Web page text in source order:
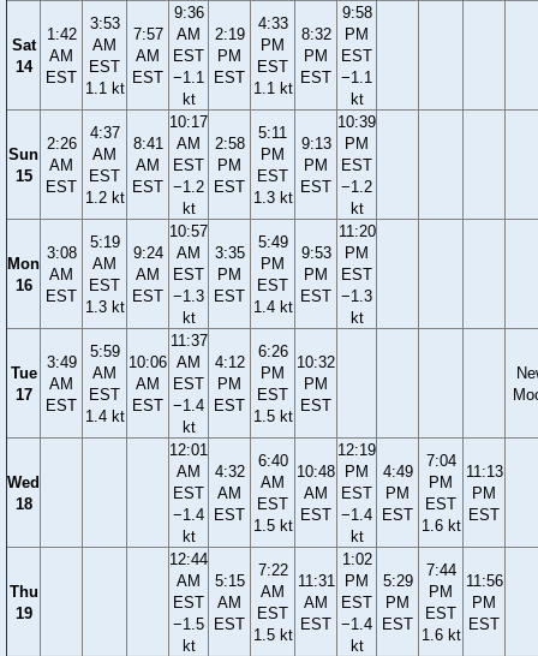
Sat
14
1:42
AM
EST
3:53
AM
EST
1.1 kt
7:57
AM
EST
9:36
AM
EST
−1.1
kt
2:19
PM
EST
4:33
PM
EST
1.1 kt
8:32
PM
EST
9:58
PM
EST
−1.1
kt
Sun
15
2:26
AM
EST
4:37
AM
EST
1.2 kt
8:41
AM
EST
10:17
AM
EST
−1.2
kt
2:58
PM
EST
5:11
PM
EST
1.3 kt
9:13
PM
EST
10:39
PM
EST
−1.2
kt
Mon
16
3:08
AM
EST
5:19
AM
EST
1.3 kt
9:24
AM
EST
10:57
AM
EST
−1.3
kt
3:35
PM
EST
5:49
PM
EST
1.4 kt
9:53
PM
EST
11:20
PM
EST
−1.3
kt
Tue
17
3:49
AM
EST
5:59
AM
EST
1.4 kt
10:06
AM
EST
11:37
AM
EST
−1.4
kt
4:12
PM
EST
6:26
PM
EST
1.5 kt
10:32
PM
EST
Wed
18
12:01
AM
EST
−1.4
kt
4:32
AM
EST
6:40
AM
EST
1.5 kt
10:48
AM
EST
12:19
PM
EST
−1.4
kt
4:49
PM
EST
7:04
PM
EST
1.6 kt
11:13
PM
EST
Thu
19
12:44
AM
EST
−1.5
kt
5:15
AM
EST
7:22
AM
EST
1.5 kt
11:31
AM
EST
1:02
PM
EST
−1.4
kt
5:29
PM
EST
7:44
PM
EST
1.6 kt
11:56
PM
EST